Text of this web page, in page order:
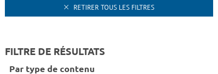
RETIRER TOUS LES FILTRES
FILTRE DE RÉSULTATS
Par type de contenu